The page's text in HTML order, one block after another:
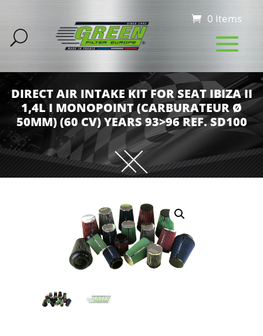
0 Items
DIRECT AIR INTAKE KIT FOR SEAT IBIZA II
1,4L I MONOPOINT (CARBURATEUR Ø
50MM) (60 CV) YEARS 93>96 REF. SD100